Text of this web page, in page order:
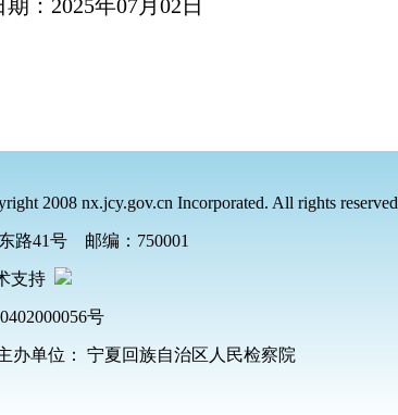
2025年07月 02 日
2008 nx.jcy.gov.cn Incorporated. All rights reserved
路41号 邮编：750001
支持
号
办单位： 宁夏回族自治区人民检察院